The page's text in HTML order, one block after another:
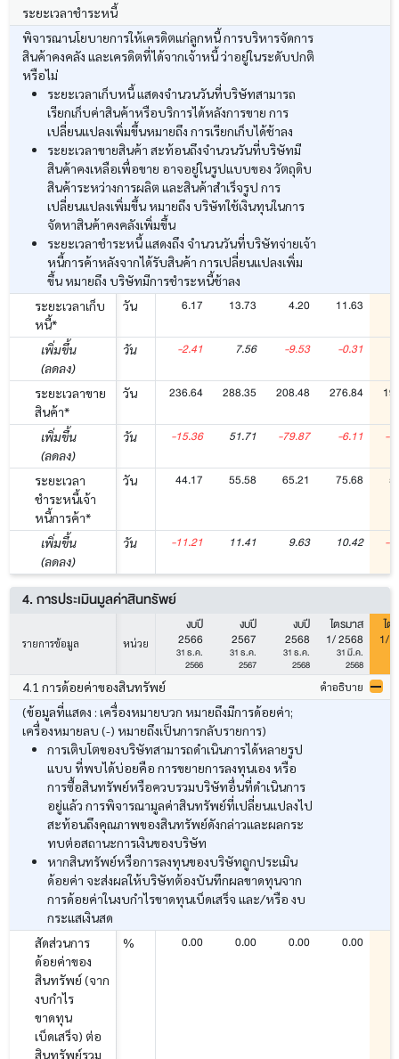
ระยะเวลาชำระหนี้
พิจารณานโยบายการให้เครดิตแก่ลูกหนี้ การบริหารจัดการ
สินค้าคงคลัง และเครดิตที่ได้จากเจ้าหนี้ ว่าอยู่ในระดับปกติ
หรือไม่
ระยะเวลาเก็บหนี้ แสดงจำนวนวันที่บริษัทสามารถ
เรียกเก็บค่าสินค้าหรือบริการได้หลังการขาย การ
เปลี่ยนแปลงเพิ่มขึ้นหมายถึง การเรียกเก็บได้ช้าลง
ระยะเวลาขายสินค้า สะท้อนถึงจำนวนวันที่บริษัทมี
สินค้าคงเหลือเพื่อขาย อาจอยู่ในรูปแบบของ วัตถุดิบ
สินค้าระหว่างการผลิต และสินค้าสำเร็จรูป การ
เปลี่ยนแปลงเพิ่มขึ้น หมายถึง บริษัทใช้เงินทุนในการ
จัดหาสินค้าคงคลังเพิ่มขึ้น
ระยะเวลาชำระหนี้ แสดงถึง จำนวนวันที่บริษัทจ่ายเจ้า
หนี้การค้าหลังจากได้รับสินค้า การเปลี่ยนแปลงเพิ่ม
ขึ้น หมายถึง บริษัทมีการชำระหนี้ช้าลง
ระยะเวลาเก็บ
หนี้*
วัน 6.17 13.73 4.20 11.63
เพิ่มขึ้น
(ลดลง)
วัน -2.41 7.56 -9.53 -0.31
ระยะเวลาขาย
สินค้า*
วัน 236.64 288.35 208.48 276.84
เพิ่มขึ้น
(ลดลง)
วัน -15.36 51.71 -79.87 -6.11 -
ระยะเวลา
ชำระหนี้เจ้า
หนี้การค้า*
วัน 44.17 55.58 65.21 75.68
เพิ่มขึ้น
(ลดลง)
วัน -11.21 11.41 9.63 10.42 -
4. การประเมินมูลค่าสินทรัพย์
รายการข้อมูล หน่วย
งบปี
2566
31 ธ.ค.
2566
งบปี
2567
31 ธ.ค.
2567
งบปี
2568
31 ธ.ค.
2568
ไตรมาส
1/ 2568
31 มี.ค.
2568
ไต
1/
4.1 การด้อยค่าของสินทรัพย์ คำอธิบาย
(ข้อมูลที่แสดง : เครื่องหมายบวก หมายถึงมีการด้อยค่า;
เครื่องหมายลบ (-) หมายถึงเป็นการกลับรายการ)
การเติบโตของบริษัทสามารถดำเนินการได้หลายรูป
แบบ ที่พบได้บ่อยคือ การขยายการลงทุนเอง หรือ
การซื้อสินทรัพย์หรือควบรวมบริษัทอื่นที่ดำเนินการ
อยู่แล้ว การพิจารณามูลค่าสินทรัพย์ที่เปลี่ยนแปลงไป
สะท้อนถึงคุณภาพของสินทรัพย์ดังกล่าวและผลกระ
ทบต่อสถานะการเงินของบริษัท
หากสินทรัพย์หรือการลงทุนของบริษัทถูกประเมิน
ด้อยค่า จะส่งผลให้บริษัทต้องบันทึกผลขาดทุนจาก
การด้อยค่าในงบกำไรขาดทุนเบ็ดเสร็จ และ/หรือ งบ
กระแสเงินสด
สัดส่วนการ
ด้อยค่าของ
สินทรัพย์ (จาก
งบกำไร
ขาดทุน
เบ็ดเสร็จ) ต่อ
สินทรัพย์รวม
% 0.00 0.00 0.00 0.00